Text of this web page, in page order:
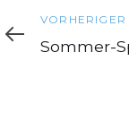
Vorheriger
Artikel
VORHERIGER
Sommer-